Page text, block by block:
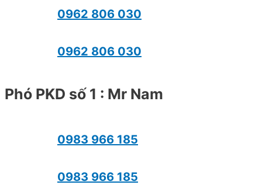
0962 806 030
0962 806 030
Phó PKD số 1 : Mr Nam
0983 966 185
0983 966 185